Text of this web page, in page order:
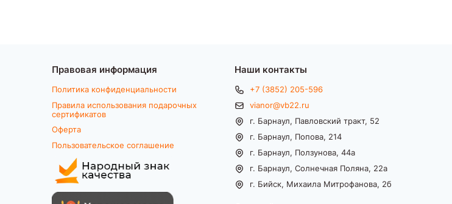
Правовая информация
Политика конфиденциальности
Правила использования подарочных
сертификатов
Оферта
Пользовательское соглашение
Наши контакты
+7 (3852) 205-596
vianor@vb22.ru
г. Барнаул, Павловский тракт, 52
г. Барнаул, Попова, 214
г. Барнаул, Ползунова, 44а
г. Барнаул, Солнечная Поляна, 22а
г. Бийск, Михаила Митрофанова, 2б